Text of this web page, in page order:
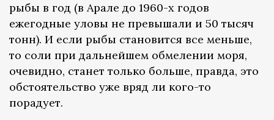
рыбы в год (в Арале до 1960-х годов
ежегодные уловы не превышали и 50 тысяч
тонн). И если рыбы становится все меньше,
то соли при дальнейшем обмелении моря,
очевидно, станет только больше, правда, это
обстоятельство уже вряд ли кого-то
порадует.